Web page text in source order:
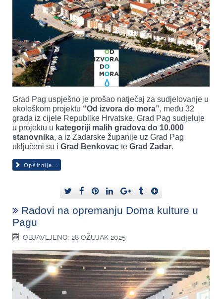
Grad Pag uspješno je prošao natječaj za sudjelovanje u
ekološkom projektu “Od izvora do mora”, među 32
grada iz cijele Republike Hrvatske. Grad Pag sudjeluje
u projektu u kategoriji malih gradova do 10.000
stanovnika, a iz Zadarske županije uz Grad Pag
uključeni su i Grad Benkovac te Grad Zadar.
Opširnije...
Radovi na opremanju Doma kulture u
Pagu
OBJAVLJENO: 28 OŽUJAK 2025